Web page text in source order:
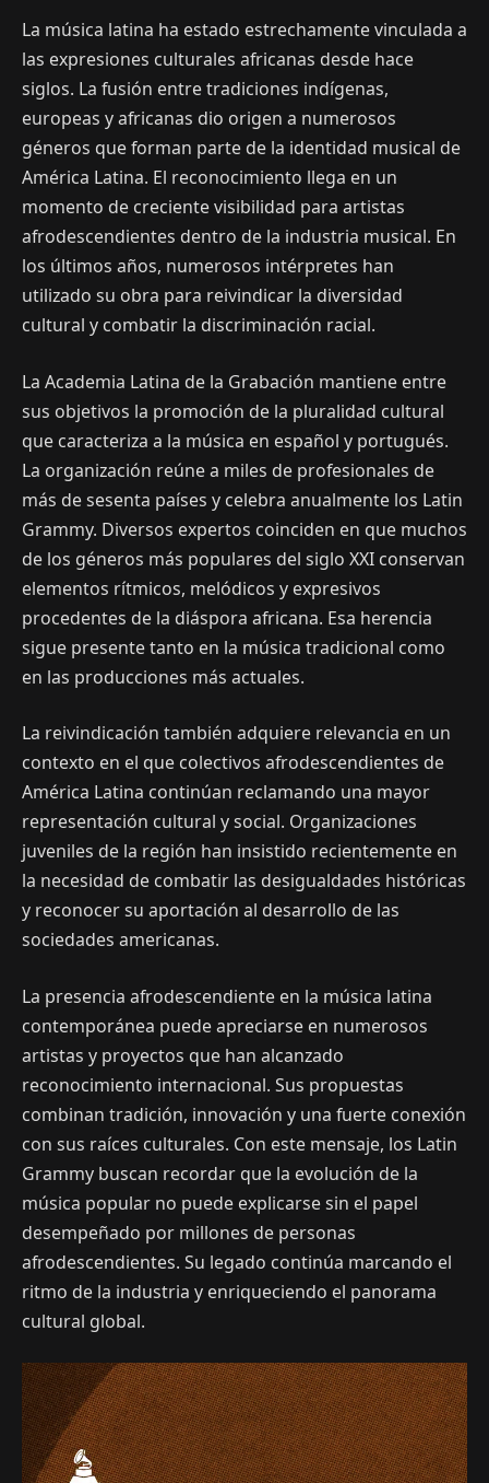
La música latina ha estado estrechamente vinculada a
las expresiones culturales africanas desde hace
siglos. La fusión entre tradiciones indígenas,
europeas y africanas dio origen a numerosos
géneros que forman parte de la identidad musical de
América Latina. El reconocimiento llega en un
momento de creciente visibilidad para artistas
afrodescendientes dentro de la industria musical. En
los últimos años, numerosos intérpretes han
utilizado su obra para reivindicar la diversidad
cultural y combatir la discriminación racial.
La Academia Latina de la Grabación mantiene entre
sus objetivos la promoción de la pluralidad cultural
que caracteriza a la música en español y portugués.
La organización reúne a miles de profesionales de
más de sesenta países y celebra anualmente los Latin
Grammy. Diversos expertos coinciden en que muchos
de los géneros más populares del siglo XXI conservan
elementos rítmicos, melódicos y expresivos
procedentes de la diáspora africana. Esa herencia
sigue presente tanto en la música tradicional como
en las producciones más actuales.
La reivindicación también adquiere relevancia en un
contexto en el que colectivos afrodescendientes de
América Latina continúan reclamando una mayor
representación cultural y social. Organizaciones
juveniles de la región han insistido recientemente en
la necesidad de combatir las desigualdades históricas
y reconocer su aportación al desarrollo de las
sociedades americanas.
La presencia afrodescendiente en la música latina
contemporánea puede apreciarse en numerosos
artistas y proyectos que han alcanzado
reconocimiento internacional. Sus propuestas
combinan tradición, innovación y una fuerte conexión
con sus raíces culturales. Con este mensaje, los Latin
Grammy buscan recordar que la evolución de la
música popular no puede explicarse sin el papel
desempeñado por millones de personas
afrodescendientes. Su legado continúa marcando el
ritmo de la industria y enriqueciendo el panorama
cultural global.
Reproductor
de
vídeo